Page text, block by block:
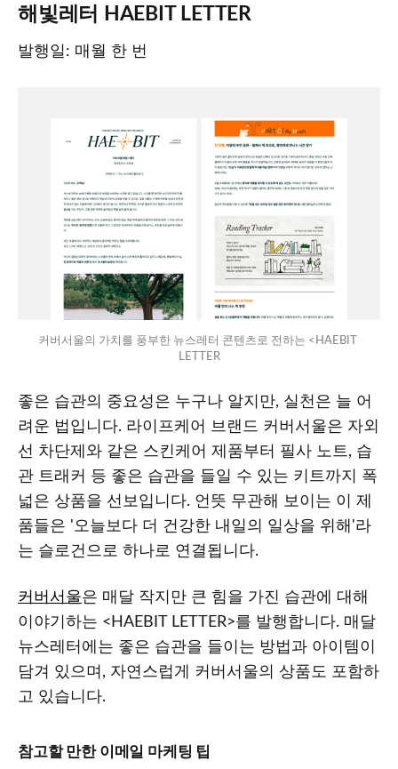
해빛레터 HAEBIT LETTER
발행일: 매월 한 번
커버서울의 가치를 풍부한 뉴스레터 콘텐츠로 전하는 <HAEBIT
LETTER
좋은 습관의 중요성은 누구나 알지만, 실천은 늘 어
려운 법입니다. 라이프케어 브랜드 커버서울은 자외
선 차단제와 같은 스킨케어 제품부터 필사 노트, 습
관 트래커 등 좋은 습관을 들일 수 있는 키트까지 폭
넓은 상품을 선보입니다. 언뜻 무관해 보이는 이 제
품들은 '오늘보다 더 건강한 내일의 일상을 위해'라
는 슬로건으로 하나로 연결됩니다.
커버서울은 매달 작지만 큰 힘을 가진 습관에 대해
이야기하는 <HAEBIT LETTER>를 발행합니다. 매달
뉴스레터에는 좋은 습관을 들이는 방법과 아이템이
담겨 있으며, 자연스럽게 커버서울의 상품도 포함하
고 있습니다.
참고할 만한 이메일 마케팅 팁